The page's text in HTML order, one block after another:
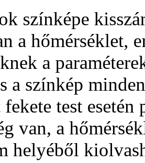
színképe
a hőmérséklet,
a
a színkép
test
van, a
helyéből